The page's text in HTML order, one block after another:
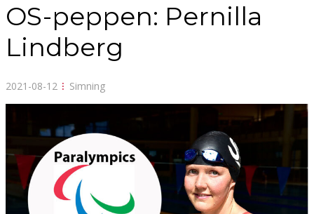
OS-peppen: Pernilla
Lindberg
2021-08-12 ⁝ Simning